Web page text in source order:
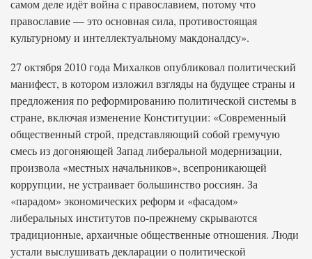
самом деле идёт война с православием, потому что
православие — это основная сила, противостоящая
культурному и интеллектуальному макдоналдсу».
27 октября 2010 года Михалков опубликовал политический
манифест, в котором изложил взгляды на будущее страны и
предложения по реформированию политической системы в
стране, включая изменение Конституции: «Современный
общественный строй, представляющий собой гремучую
смесь из догоняющей Запад либеральной модернизации,
произвола «местных начальников», всепроникающей
коррупции, не устраивает большинство россиян. За
«парадом» экономических реформ и «фасадом»
либеральных институтов по-прежнему скрываются
традиционные, архаичные общественные отношения. Люди
устали выслушивать декларации о политической